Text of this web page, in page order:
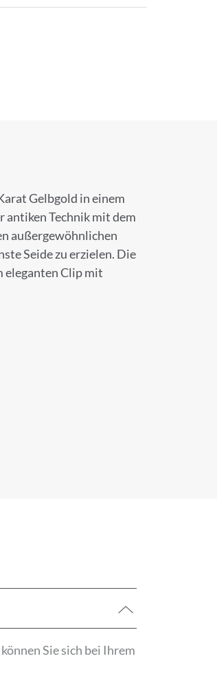
Gelbgold in einem
antiken Technik mit dem
außergewöhnlichen
Seide zu erzielen. Die
eleganten Clip mit
Sie sich bei Ihrem